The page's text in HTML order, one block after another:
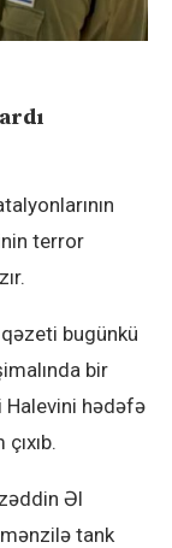
terror
bugünkü
bir
hədəfə
Əl
tank